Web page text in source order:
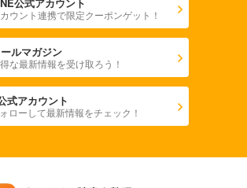
ウント連携で限定クーポンゲット！
ルマガジン
な最新情報を受け取ろう！
式アカウント
ローして最新情報をチェック！